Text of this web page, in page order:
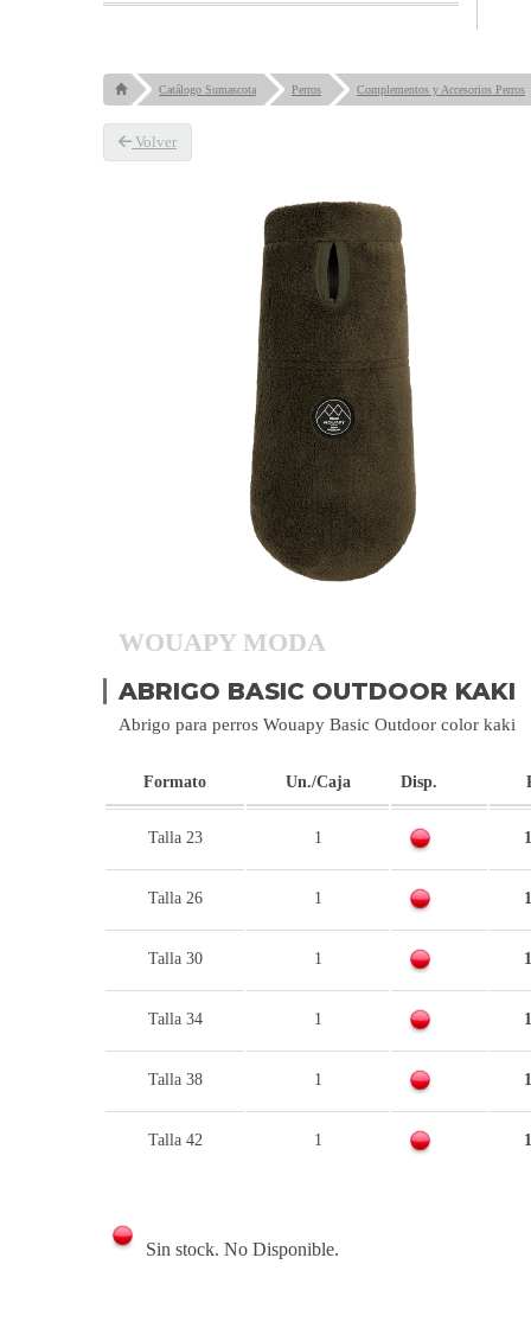
Catálogo Sumascota Perros Complementos y Accesorios Perros
Volver
WOUAPY MODA
ABRIGO BASIC OUTDOOR KAKI
Abrigo para perros Wouapy Basic Outdoor color kaki
Formato Un./Caja Disp.
Talla 23 1
Talla 26 1
Talla 30 1
Talla 34 1
Talla 38 1
Talla 42 1
Sin stock. No Disponible.